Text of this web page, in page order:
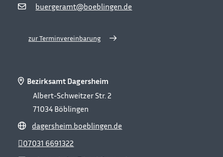
buergeramt@boeblingen.de
zur Terminvereinbarung
Bezirksamt Dagersheim
Albert-Schweitzer Str. 2
71034 Böblingen
dagersheim.boeblingen.de
07031 6691322